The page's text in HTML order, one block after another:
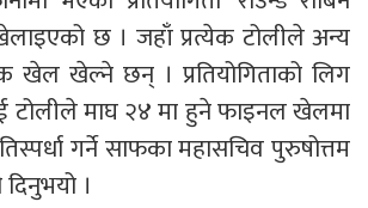
छ । जहाँ प्रत्येक टोलीले अन्य
खेल्ने छन् । प्रतियोगिताको लिग
टोलीले माघ २४ मा हुने फाइनल खेलमा
गर्ने साफका महासचिव पुरुषोत्तम
।